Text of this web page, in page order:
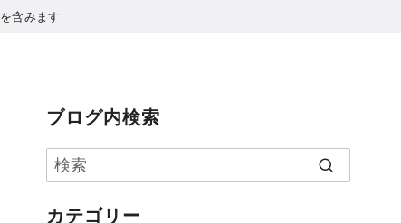
含みます
ブログ内検索
カテゴリー